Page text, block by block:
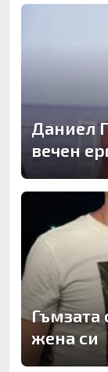
Даниел
вечен
Гъмзата
жена си